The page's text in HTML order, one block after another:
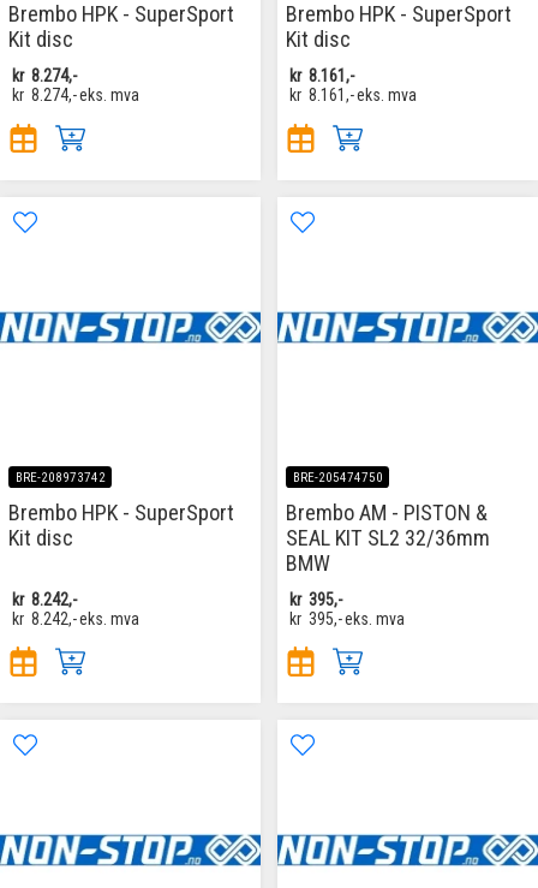
Brembo HPK - SuperSport
Kit disc
kr 8.274,-
kr 8.274,-eks. mva
Brembo HPK - SuperSport
Kit disc
kr 8.161,-
kr 8.161,-eks. mva
BRE-208973742
Brembo HPK - SuperSport
Kit disc
kr 8.242,-
kr 8.242,-eks. mva
BRE-205474750
Brembo AM - PISTON &
SEAL KIT SL2 32/36mm
BMW
kr 395,-
kr 395,-eks. mva